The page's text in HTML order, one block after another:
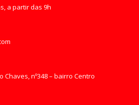
a partir das 9h
Chaves, nº348 – bairro Centro